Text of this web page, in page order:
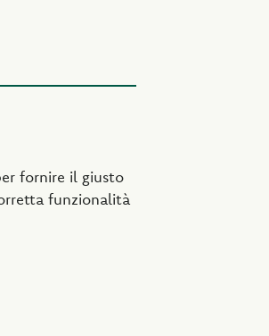
fornire il giusto
funzionalità